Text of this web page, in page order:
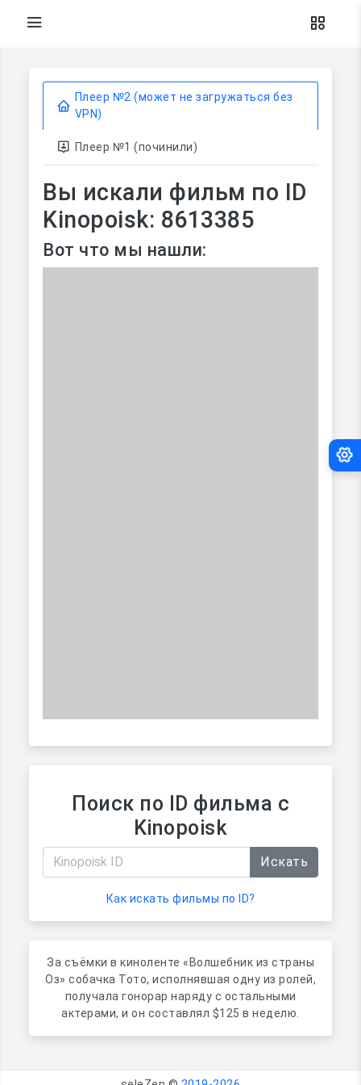
Плеер №2 (может не загружаться без
VPN)
Плеер №1 (починили)
Вы искали фильм по ID
Kinopoisk: 8613385
Вот что мы нашли:
Поиск по ID фильма с
Kinopoisk
Искать
Как искать фильмы по ID?
За съёмки в киноленте «Волшебник из страны
Оз» собачка Тото, исполнявшая одну из ролей,
получала гонорар наряду с остальными
актерами, и он составлял $125 в неделю.